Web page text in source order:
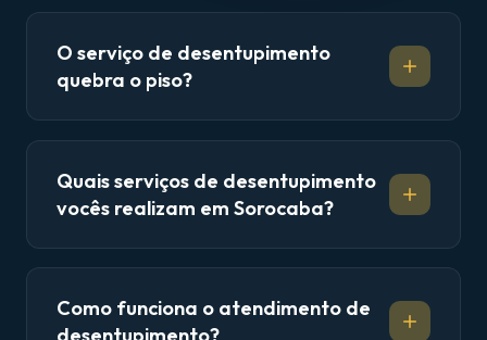
O serviço de desentupimento
quebra o piso?
Quais serviços de desentupimento
vocês realizam em Sorocaba?
Como funciona o atendimento de
desentupimento?